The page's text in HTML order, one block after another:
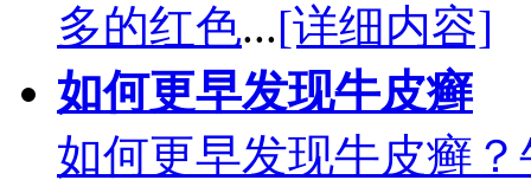
多的红色...[详细内容]
如何更早发现牛皮癣
如何更早发现牛皮癣